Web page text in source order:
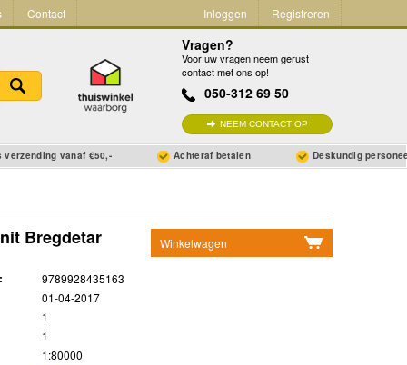
Contact Inloggen Registreren
Vragen?
Voor uw vragen neem gerust
contact met ons op!
050-312 69 50
NEEM CONTACT OP
verzending vanaf €50,- Achteraf betalen Deskundig
Winkelwagen
Bregdetar
9789928435163
01-04-2017
1
1
1:80000